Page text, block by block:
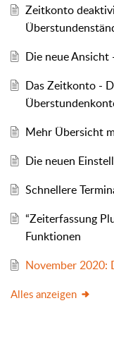
Zeitkonto
Die neue
Das Zeitkonto -
Mehr Übersicht
Die neuen
Schnellere
“Zeiterfassung
Funktionen
November 2020:
Alles anzeigen